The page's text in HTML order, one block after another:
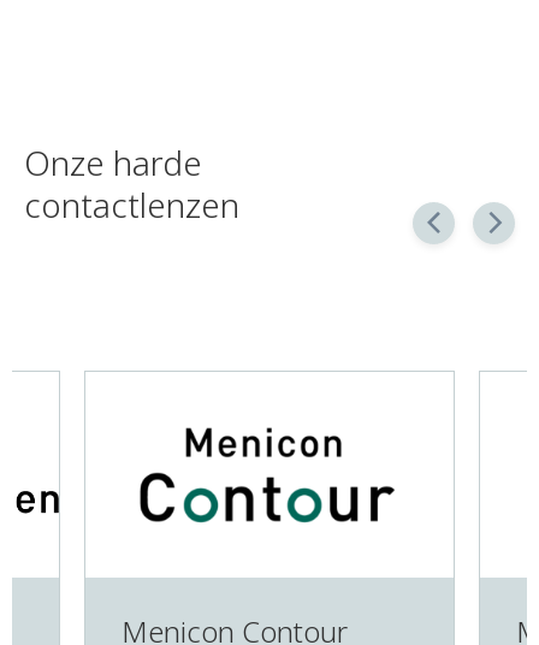
Onze harde
contactlenzen
Menicon Contour